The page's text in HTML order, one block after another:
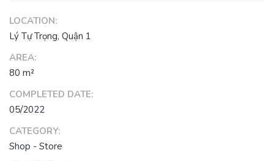
LOCATION:
Lý Tự Trọng, Quận 1
AREA:
80 m²
COMPLETED DATE:
05/2022
CATEGORY:
Shop - Store